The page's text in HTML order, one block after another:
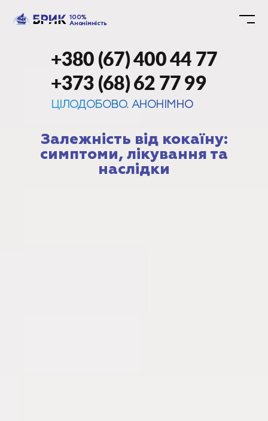
100%
Анонімність
+380 (67) 400 44 77
+373 (68) 62 77 99
ЦІЛОДОБОВО. АНОНІМНО
Залежність від кокаїну:
симптоми, лікування та
наслідки